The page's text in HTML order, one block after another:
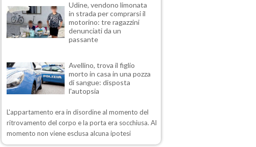
Udine, vendono limonata
in strada per comprarsi il
motorino: tre ragazzini
denunciati da un
passante
Avellino, trova il figlio
morto in casa in una pozza
di sangue: disposta
l'autopsia
L'appartamento era in disordine al momento del
ritrovamento del corpo e la porta era socchiusa. Al
momento non viene esclusa alcuna ipotesi